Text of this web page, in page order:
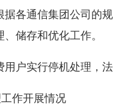
各通信集团公司的
储存和优化工作。
实行停机处理，法
作开展情况